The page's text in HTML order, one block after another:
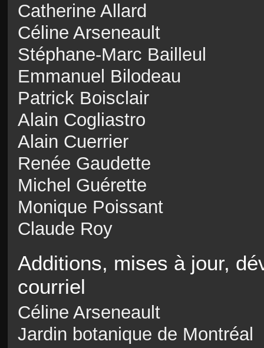
Catherine Allard
Céline Arseneault
Stéphane-Marc Bailleul
Emmanuel Bilodeau
Patrick Boisclair
Alain Cogliastro
Alain Cuerrier
Renée Gaudette
Michel Guérette
Monique Poissant
Claude Roy
Additions, mises à jour,
courriel
Céline Arseneault
Jardin botanique de Montréal